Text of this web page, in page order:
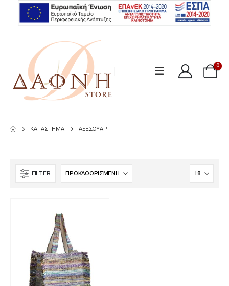
0
ΚΑΤΆΣΤΗΜΑ ΑΞΕΣΟΥΆΡ
FILTER